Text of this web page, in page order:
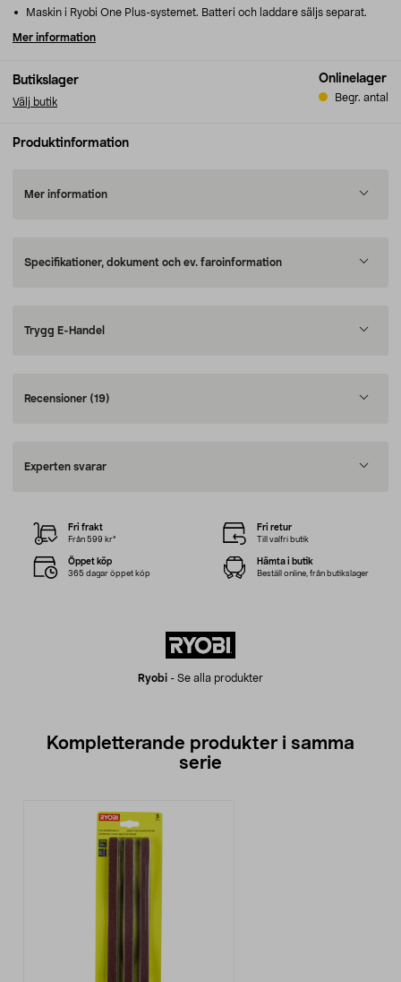
Butikslager
Välj butik
Onlinelager
Begr. antal
Maskin i Ryobi One Plus-systemet. Batteri och laddare säljs separat.
Mer information
Produktinformation
Mer information
Specifikationer, dokument och ev. faroinformation
Trygg E-Handel
Recensioner (19)
Experten svarar
Ryobi - Se alla produkter
Fri frakt
Från 599 kr*
Fri retur
Till valfri butik
Öppet köp
365 dagar öppet köp
Hämta i butik
Beställ online, från butikslager
Kompletterande produkter i samma
serie